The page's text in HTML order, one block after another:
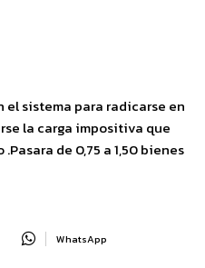
sistema para radicarse en
la carga impositiva que
de 0,75 a 1,50 bienes
WhatsApp